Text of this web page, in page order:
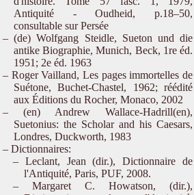
Antiquité - Oudheid, p.18–50,
consultable sur Persée
(de) Wolfgang Steidle, Sueton und die
antike Biographie, Munich, Beck, 1re éd.
1951; 2e éd. 1963
Roger Vailland, Les pages immortelles de
Suétone, Buchet-Chastel, 1962; réédité
aux Éditions du Rocher, Monaco, 2002
(en) Andrew Wallace-Hadrill(en),
Suetonius: the Scholar and his Caesars,
Londres, Duckworth, 1983
Dictionnaires:
Leclant, Jean (dir.), Dictionnaire de
l'Antiquité, Paris, PUF, 2008.
Margaret C. Howatson, (dir.),